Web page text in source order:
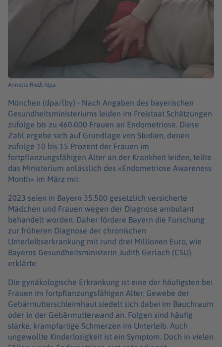
Annette Riedl/dpa
München (dpa/lby) - Nach Angaben des bayerischen
Gesundheitsministeriums leiden im Freistaat Schätzungen
zufolge bis zu 460.000 Frauen an Endometriose. Diese
Zahl ergebe sich auf Grundlage von Studien, denen
zufolge 10 bis 15 Prozent der Frauen im
fortpflanzungsfähigen Alter an der Krankheit leiden, teilte
das Ministerium anlässlich des «Endometriose Awareness
Month» im März mit.
2023 seien in Bayern 35.500 gesetzlich versicherte
Mädchen und Frauen wegen der Diagnose ambulant
behandelt worden. Daher fördere Bayern die Forschung
zur früheren Diagnose der chronischen
Unterleibserkrankung mit rund drei Millionen Euro, wie
Bayerns Gesundheitsministerin Judith Gerlach (CSU)
erklärte.
Die gynäkologische Erkrankung ist eine der häufigsten bei
Frauen im fortpflanzungsfähigen Alter. Gewebe der
Gebärmutterschleimhaut siedelt sich dabei im Bauchraum
oder in der Gebärmutterwand an. Folgen sind häufig
starke, krampfartige Schmerzen im Unterleib. Auch
ungewollte Kinderlosigkeit ist ein Symptom. Doch in vielen